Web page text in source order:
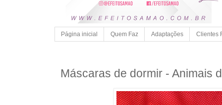
Página inicial Quem Faz Adaptações Clientes
Máscaras de dormir - Animais